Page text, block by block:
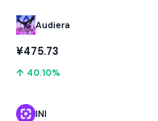
Audiera
¥475.73
↑ 40.10%
INI